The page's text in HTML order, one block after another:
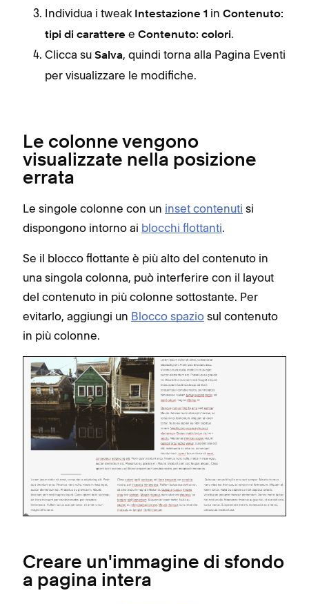
Individua i tweak
Intestazione 1 in Contenuto:
tipi di carattere e Contenuto: colori.
Clicca su Salva, quindi torna alla Pagina Eventi
per visualizzare le modifiche.
Le colonne vengono
visualizzate nella posizione
errata
Le singole colonne con un inset contenuti si
dispongono intorno ai blocchi flottanti.
Se il blocco flottante è più alto del contenuto in
una singola colonna, può interferire con il layout
del contenuto in più colonne sottostante. Per
evitarlo, aggiungi un Blocco spazio sul contenuto
in più colonne.
Creare un'immagine di sfondo
a pagina intera